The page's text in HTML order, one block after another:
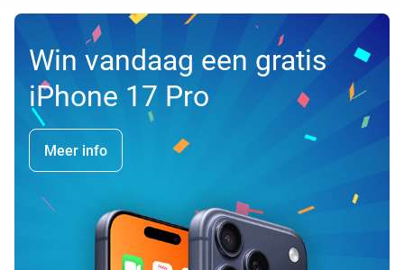
Win vandaag een gratis
iPhone 17 Pro
Meer info